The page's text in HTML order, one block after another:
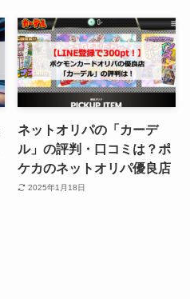
ネットオリパの「カーデ
ル」の評判・口コミは？ポ
ケカのネットオリパ優良店
2025年1月18日